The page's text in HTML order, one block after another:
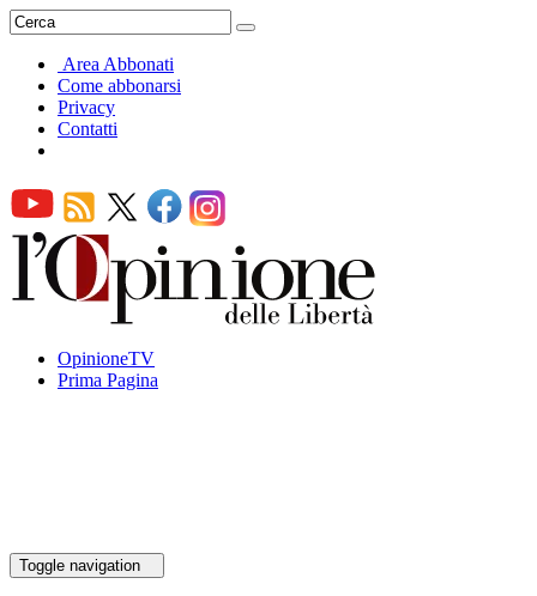
Area Abbonati
Come abbonarsi
Privacy
Contatti
OpinioneTV
Prima Pagina
Toggle navigation